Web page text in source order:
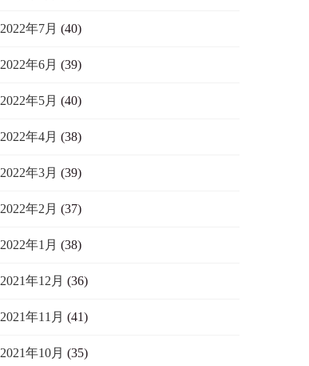
2022年7月 (40)
2022年6月 (39)
2022年5月 (40)
2022年4月 (38)
2022年3月 (39)
2022年2月 (37)
2022年1月 (38)
2021年12月 (36)
2021年11月 (41)
2021年10月 (35)